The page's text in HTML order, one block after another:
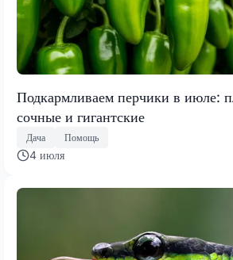
Подкармливаем перчики в июле:
сочные и гигантские
Дача Помощь
4 июля